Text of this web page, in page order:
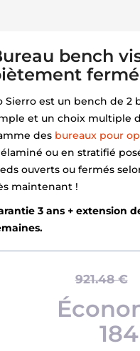
bench
fermé
Sierro est un bench de 2
et un choix multiple
des bureaux pour
ou en stratifié
ouverts ou fermés
maintenant !
3 ans + extension
921.48 €